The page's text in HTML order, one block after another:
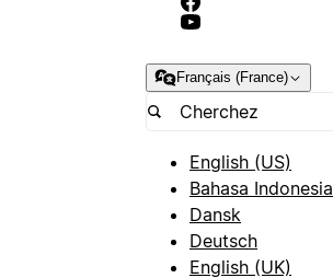
Français (France)
English (US)
Bahasa Indonesia
Dansk
Deutsch
English (UK)